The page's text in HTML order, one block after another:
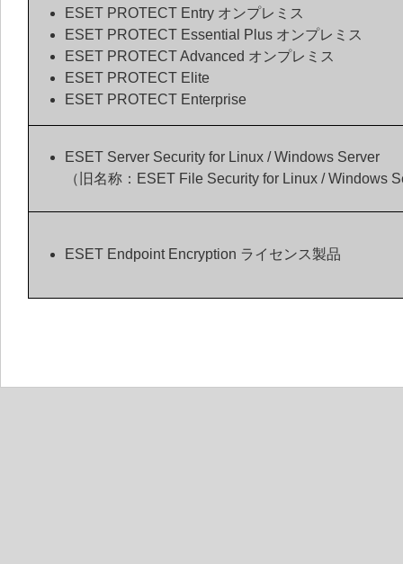
ESET PROTECT Entry オンプレミス
ESET PROTECT Essential Plus オンプレミス
ESET PROTECT Advanced オンプレミス
ESET PROTECT Elite
ESET PROTECT Enterprise
ESET Server Security for Linux / Windows Server
（旧名称：ESET File Security for Linux / Windows
ESET Endpoint Encryption ライセンス製品